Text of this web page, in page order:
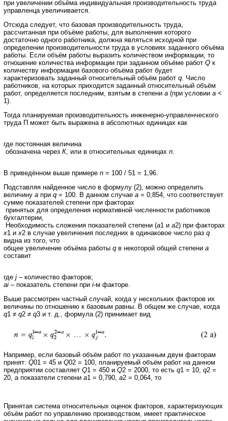
при увеличении объёма индивидуальная производительность труда
управленца увеличивается.
Отсюда следует, что базовая производительность труда,
рассчитанная при объёме работы, для выполнения которого
достаточно одного работника, должна являться исходной при
определении производительности труда в условиях заданного объёма
работы. Если объём работы выразить количеством информации, то
отношение количества информации при заданном объёме работ Q к
количеству информации базового объёма работ будет
характеризовать заданный относительный объём работ q. Число
работников, на которых приходится заданный относительный объём
работ, определяется последним, взятым в степени а (при условии а <
1).
Тогда планируемая производительность инженерно-управленческого
труда П может быть выражена в абсолютных единицах как
где постоянная величина
обозначена через К, или в относительных единицах n.
В приведённом выше примере n = 100 / 51 = 1,96.
Подставляя найденное число в формулу (2), можно определить
величину а при q = 100. В данном случае а = 0,854, что соответствует
сумме показателей степени при факторах
принятых для определения нормативной численности работников
бухгалтерии,
Необходимость сложения показателей степени (а1 и а2) при факторах
x1 иx2 в случае увеличения последних в одинаковое число раз q
видна из того, что
общее увеличение объёма работы q в некоторой общей степени а
составит
где j – количество факторов;
ai – показатель степени при i-м факторе.
Выше рассмотрен частный случай, когда у нескольких факторов их
величины по отношению к базовым равны. В общем же случае, когда
q1 ≠ q2 ≠ q3 и т. д., формула (2) принимает вид
Например, если базовый объём работ по указанным двум факторам
принят: Q01 = 45 и Q02 = 100, планируемый объём работ на данном
предприятии составляет Q1 = 450 и Q2 = 2000, то есть q1 = 10, q2 =
20, а показатели степени а1 = 0,790, а2 = 0,064, то
Принятая система относительных оценок факторов, характеризующих
объём работ по управлению производством, имеет практическое